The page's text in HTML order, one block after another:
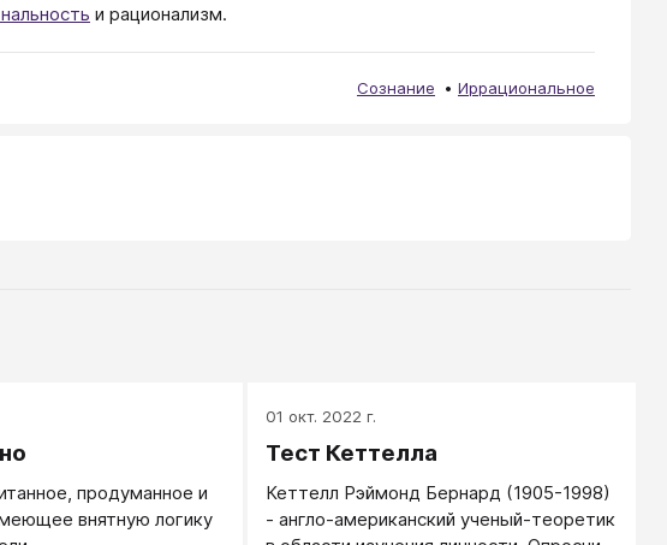
и рационализм.
Сознание Иррациональное
продуманное и
внятную логику
01 окт. 2022 г.
Тест Кеттелла
Кеттелл Рэймонд Бернард (1905-1998)
- англо-американский ученый-теоретик